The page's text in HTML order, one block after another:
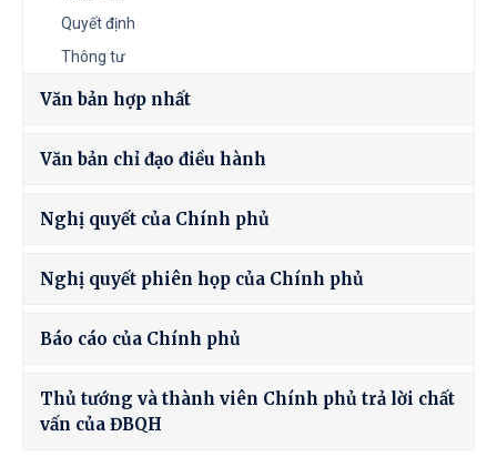
Quyết định
Thông tư
Văn bản hợp nhất
Văn bản chỉ đạo điều hành
Nghị quyết của Chính phủ
Nghị quyết phiên họp của Chính phủ
Báo cáo của Chính phủ
Thủ tướng và thành viên Chính phủ trả lời chất
vấn của ĐBQH